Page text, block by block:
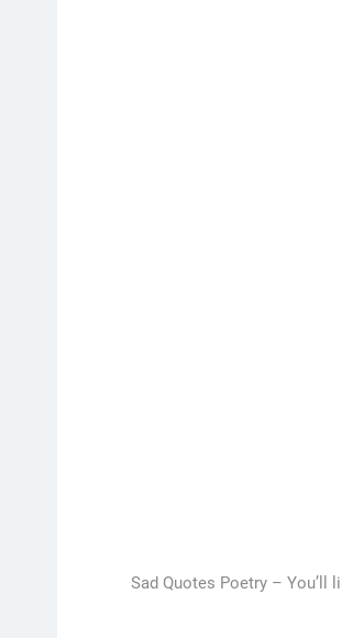
Sad Quotes Poetry – You’ll